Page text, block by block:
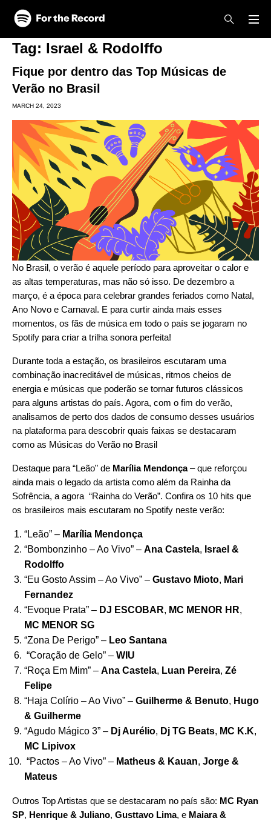
Skip to main content
Skip to footer
Tag: Israel & Rodolffo
Fique por dentro das Top Músicas de
Verão no Brasil
MARCH 24, 2023
No Brasil, o verão é aquele período para aproveitar o calor e
as altas temperaturas, mas não só isso. De dezembro a
março, é a época para celebrar grandes feriados como Natal,
Ano Novo e Carnaval. E para curtir ainda mais esses
momentos, os fãs de música em todo o país se jogaram no
Spotify para criar a trilha sonora perfeita!
Durante toda a estação, os brasileiros escutaram uma
combinação inacreditável de músicas, ritmos cheios de
energia e músicas que poderão se tornar futuros clássicos
para alguns artistas do país. Agora, com o fim do verão,
analisamos de perto dos dados de consumo desses usuários
na plataforma para descobrir quais faixas se destacaram
como as Músicas do Verão no Brasil
Destaque para “Leão” de Marília Mendonça– que reforçou
ainda mais o legado da artista como além da Rainha da
Sofrência, a agora “Rainha do Verão”. Confira os 10 hits que
os brasileiros mais escutaram no Spotify neste verão:
“Leão” – Marília Mendonça
“Bombonzinho – Ao Vivo” – Ana Castela, Israel &
Rodolffo
“Eu Gosto Assim – Ao Vivo” – Gustavo Mioto, Mari
Fernandez
“Evoque Prata” – DJ ESCOBAR, MC MENOR HR,
MC MENOR SG
“Zona De Perigo” – Leo Santana
“Coração de Gelo” – WIU
“Roça Em Mim” – Ana Castela, Luan Pereira, Zé
Felipe
“Haja Colírio – Ao Vivo” – Guilherme & Benuto, Hugo
& Guilherme
“Agudo Mágico 3” – Dj Aurélio, Dj TG Beats, MC K.K,
MC Lipivox
“Pactos – Ao Vivo” – Matheus & Kauan, Jorge &
Mateus
Outros Top Artistas que se destacaram no país são: MC Ryan
SP, Henrique & Juliano, Gusttavo Lima, e Maiara &